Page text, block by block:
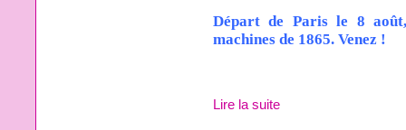
Départ de Paris le 8
machines de 1865. Venez !
Lire la suite